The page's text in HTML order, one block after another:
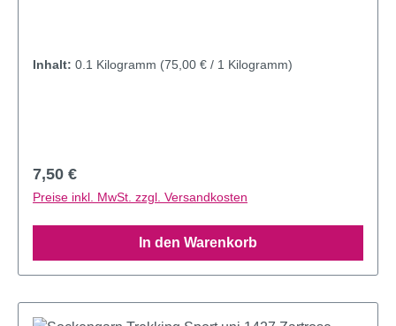
Inhalt: 0.1 Kilogramm (75,00 € / 1 Kilogramm)
Regulärer Preis:
7,50 €
Preise inkl. MwSt. zzgl. Versandkosten
In den Warenkorb